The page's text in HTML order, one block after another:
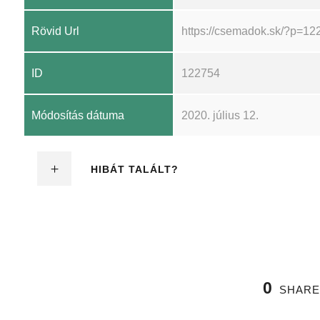
Rövid Url https://csemadok.sk/
ID 122754
Módosítás dátuma 2020. július 12.
HIBÁT TALÁLT?
0